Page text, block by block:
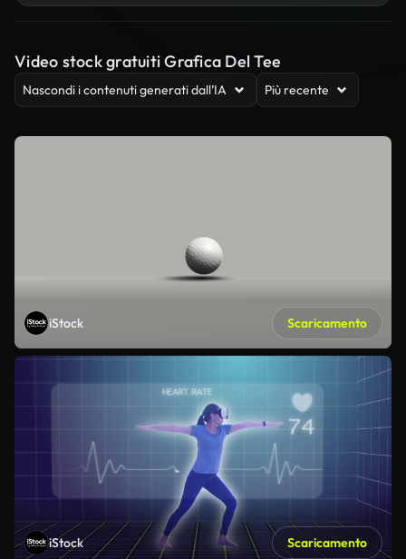
Video stock gratuiti Grafica Del Tee
Nascondi i contenuti generati dall’IA Più recente
iStock Scaricamento
iStock Scaricamento